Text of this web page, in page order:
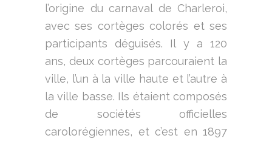
l’origine du carnaval de Charleroi,
avec ses cortèges colorés et ses
participants déguisés. Il y a 120
ans, deux cortèges parcouraient la
ville, l’un à la ville haute et l’autre à
la ville basse. Ils étaient composés
de sociétés officielles
carolorégiennes, et c’est en 1897